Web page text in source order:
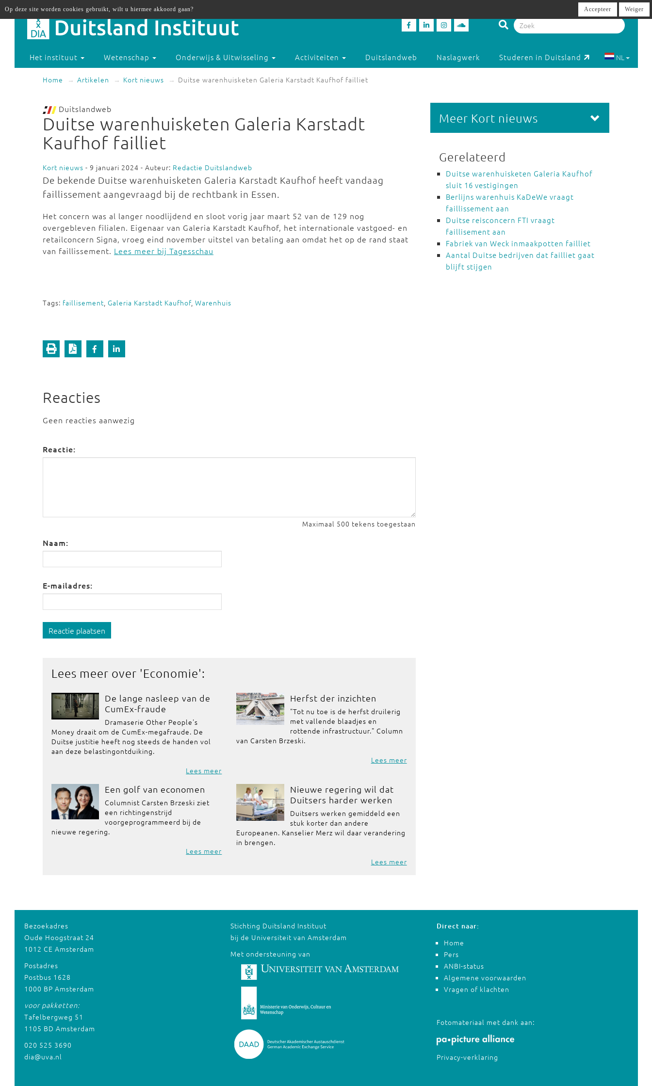
Het instituut Wetenschap Onderwijs & Uitwisseling Activiteiten Duitslandweb Naslagwerk Studeren in Duitsland NL
Home Artikelen Kort nieuws Duitse warenhuisketen Galeria Karstadt Kaufhof failliet
Duitslandweb
Duitse warenhuisketen Galeria Karstadt
Kaufhof failliet
Kort nieuws - 9 januari 2024 - Auteur: Redactie Duitslandweb
De bekende Duitse warenhuisketen Galeria Karstadt Kaufhof heeft vandaag
faillissement aangevraagd bij de rechtbank in Essen.
Het concern was al langer noodlijdend en sloot vorig jaar maart 52 van de 129 nog
overgebleven filialen. Eigenaar van Galeria Karstadt Kaufhof, het internationale vastgoed- en
retailconcern Signa, vroeg eind november uitstel van betaling aan omdat het op de rand staat
van faillissement. Lees meer bij Tagesschau
Tags: faillisement, Galeria Karstadt Kaufhof, Warenhuis
Reacties
Geen reacties aanwezig
Reactie:
Maximaal 500 tekens toegestaan
Naam:
E-mailadres:
Reactie plaatsen
Lees meer over 'Economie':
De lange nasleep van de
CumEx-fraude
Dramaserie Other People's
Money draait om de CumEx-megafraude. De
Duitse justitie heeft nog steeds de handen vol
aan deze belastingontduiking.
Lees meer
Herfst der inzichten
"Tot nu toe is de herfst druilerig
met vallende blaadjes en
rottende infrastructuur." Column
van Carsten Brzeski.
Lees meer
Een golf van economen
Columnist Carsten Brzeski ziet
een richtingenstrijd
voorgeprogrammeerd bij de
nieuwe regering.
Lees meer
Nieuwe regering wil dat
Duitsers harder werken
Duitsers werken gemiddeld een
stuk korter dan andere
Europeanen. Kanselier Merz wil daar verandering
in brengen.
Lees meer
Meer Kort nieuws
Gerelateerd
Duitse warenhuisketen Galeria Kaufhof
sluit 16 vestigingen
Berlijns warenhuis KaDeWe vraagt
faillissement aan
Duitse reisconcern FTI vraagt
faillisement aan
Fabriek van Weck inmaakpotten failliet
Aantal Duitse bedrijven dat failliet gaat
blijft stijgen
Bezoekadres
Oude Hoogstraat 24
1012 CE Amsterdam
Postadres
Postbus 1628
1000 BP Amsterdam
voor pakketten:
Tafelbergweg 51
1105 BD Amsterdam
020 525 3690
dia@uva.nl
Stichting Duitsland Instituut
bij de Universiteit van Amsterdam
Met ondersteuning van
Direct naar:
Home
Pers
ANBI-status
Algemene voorwaarden
Vragen of klachten
Fotomateriaal met dank aan:
Privacy-verklaring
Op deze site worden cookies gebruikt, wilt u hiermee akkoord gaan? Accepteer Weiger